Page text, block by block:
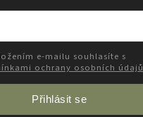
ochrany osobních údajů
Přihlásit se